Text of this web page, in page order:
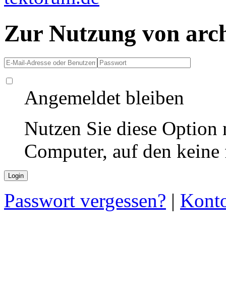
Zur Nutzung von
Angemeldet bleiben
Nutzen Sie diese
Computer, auf den
Passwort vergessen? |